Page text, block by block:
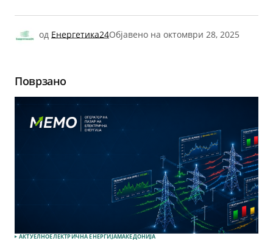
од Енергетика24Објавено на октомври 28, 2025
Поврзано
АКТУЕЛНОЕЛЕКТРИЧНА ЕНЕРГИЈАМАКЕДОНИЈА